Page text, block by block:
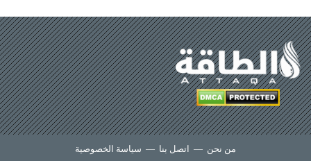
من نحن — اتصل بنا — سياسة الخصوصية